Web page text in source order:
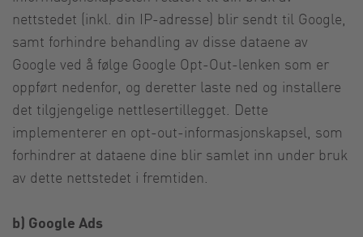
nettstedet (inkl. din IP-adresse) blir sendt til Google,
samt forhindre behandling av disse dataene av
Google ved å følge Google Opt-Out-lenken som er
oppført nedenfor, og deretter laste ned og installere
det tilgjengelige nettlesertillegget. Dette
implementerer en opt-out-informasjonskapsel, som
forhindrer at dataene dine blir samlet inn under bruk
av dette nettstedet i fremtiden.
b) Google Ads